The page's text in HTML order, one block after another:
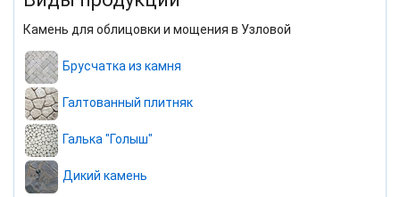
Камень для облицовки и мощения в Узловой
Брусчатка из камня
Галтованный плитняк
Галька "Голыш"
Дикий камень